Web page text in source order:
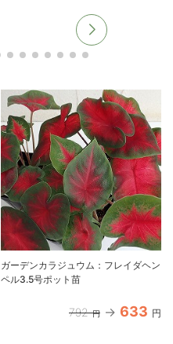
ガーデンカラジュウム：フレイダヘン
ペル3.5号ポット苗
792 円 633 円